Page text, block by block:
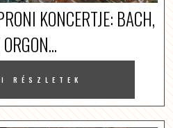
KONCERTJE: BACH,
RÉSZLETEK